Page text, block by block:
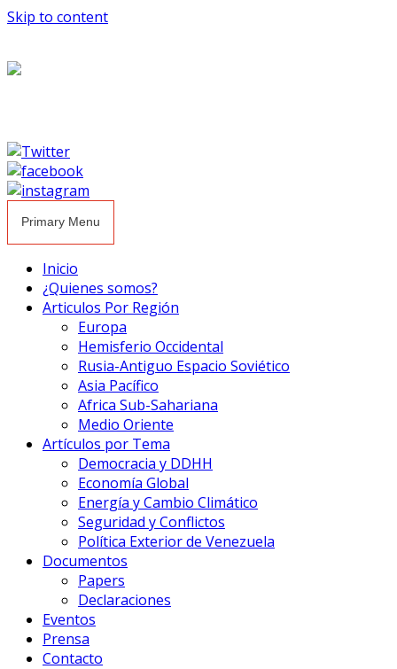
Skip to content
Primary Menu
Inicio
¿Quienes somos?
Articulos Por Región
Europa
Hemisferio Occidental
Rusia-Antiguo Espacio Soviético
Asia Pacífico
Africa Sub-Sahariana
Medio Oriente
Artículos por Tema
Democracia y DDHH
Economía Global
Energía y Cambio Climático
Seguridad y Conflictos
Política Exterior de Venezuela
Documentos
Papers
Declaraciones
Eventos
Prensa
Contacto